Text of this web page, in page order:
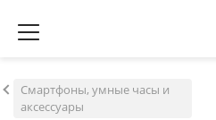
Смартфоны, умные часы и
аксессуары